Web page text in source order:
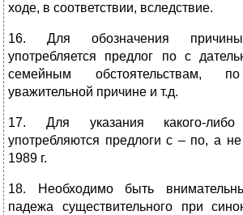
ходе, в соответствии, вследствие.
16. Для обозначения
употребляется предлог по с
семейным обстоятельствам,
уважительной причине и т.д.
17. Для указания какого-
употребляются предлоги с – по, а
1989 г.
18. Необходимо быть
падежа существительного при